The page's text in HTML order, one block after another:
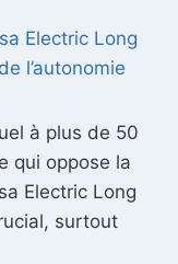
Electric Long
l’autonomie
à plus de 50
qui oppose la
Electric Long
surtout